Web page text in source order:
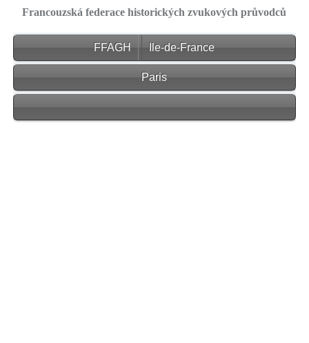
Francouzská federace historických zvukových průvodců
FFAGH Ile-de-France
Paris